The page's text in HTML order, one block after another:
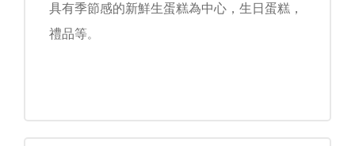
具有季節感的新鮮生蛋糕為中心，生日蛋糕，
禮品等。